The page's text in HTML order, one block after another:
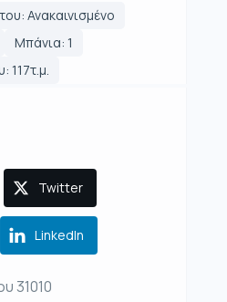
Ανακαινισμένο
Μπάνια: 1
117τ.μ.
Twitter
LinkedIn
31010